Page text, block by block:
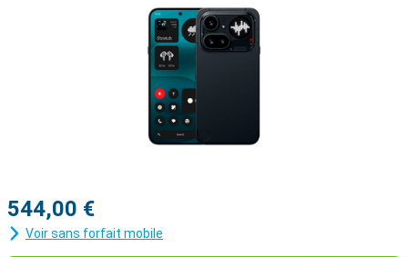
544,00 €
Voir sans forfait mobile